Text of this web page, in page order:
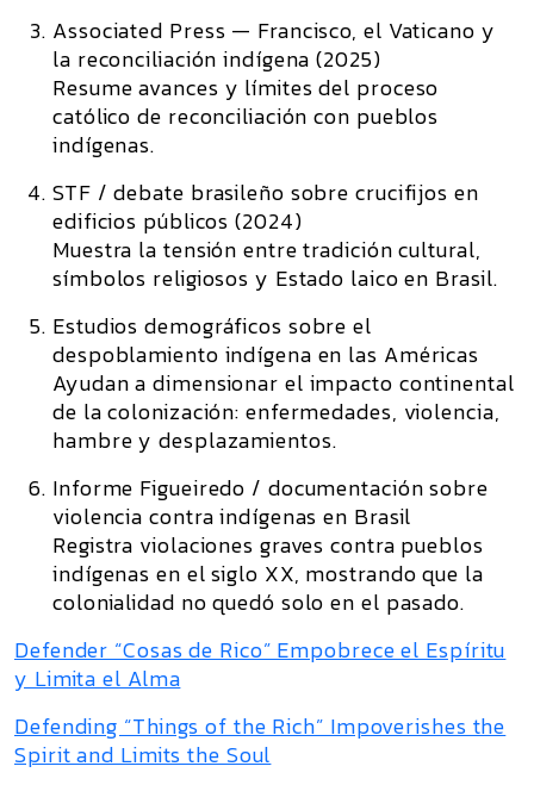
Associated Press — Francisco, el Vaticano y
la reconciliación indígena (2025)
Resume avances y límites del proceso
católico de reconciliación con pueblos
indígenas.
STF / debate brasileño sobre crucifijos en
edificios públicos (2024)
Muestra la tensión entre tradición cultural,
símbolos religiosos y Estado laico en Brasil.
Estudios demográficos sobre el
despoblamiento indígena en las Américas
Ayudan a dimensionar el impacto continental
de la colonización: enfermedades, violencia,
hambre y desplazamientos.
Informe Figueiredo / documentación sobre
violencia contra indígenas en Brasil
Registra violaciones graves contra pueblos
indígenas en el siglo XX, mostrando que la
colonialidad no quedó solo en el pasado.
Defender “Cosas de Rico” Empobrece el Espíritu
y Limita el Alma
Defending “Things of the Rich” Impoverishes the
Spirit and Limits the Soul